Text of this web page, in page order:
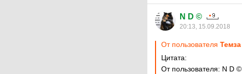
N D ©
20:13, 15.09.2018
От пользователя Темза
Цитата:
От пользователя: N D ©